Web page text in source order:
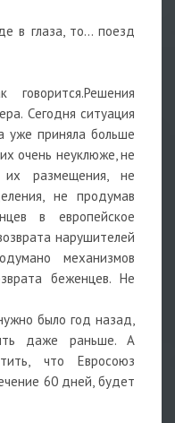
в глаза, то... поезд
Сегодня ситуация
уже приняла больше
очень неуклюже, не
их размещения, не
не продумав
в европейское
нарушителей
механизмов
беженцев. Не
было год назад,
даже раньше. А
что Евросоюз
60 дней, будет